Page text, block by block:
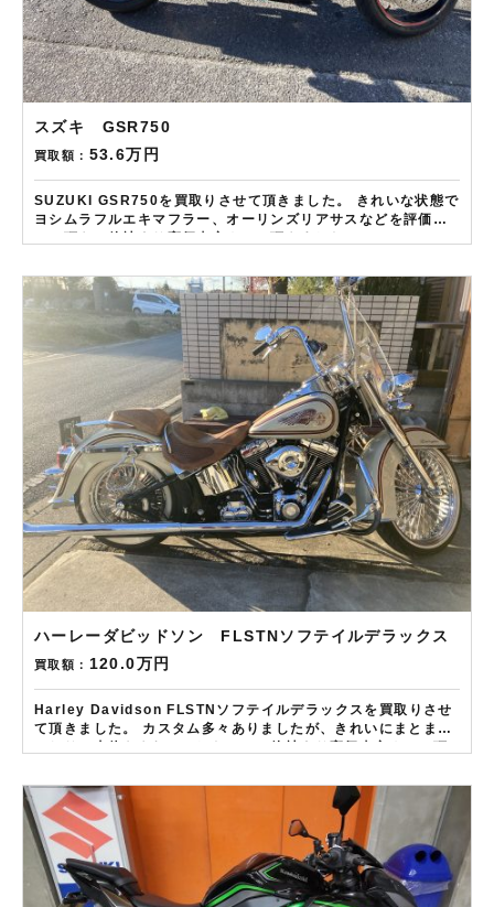
スズキ GSR750
買取額： 53.6万円
SUZUKI GSR750を買取りさせて頂きました。 きれいな状態で
ヨシムラフルエキマフラー、オーリンズリアサスなどを評価さ
お客様にAmazonギフトカード１万分を進呈しております！ さ
らに特典として↓↓↓ 現在バイク査定ドットコムではキャンペー
ンとして次回Amazonギフトカード1万円分が必ずもらえるスペ
シャルカードを贈呈中です。2台目から半永続的に使えますし何
とご紹介頂いても適用となります。無事成約しましたら
Amazonギフト券を贈呈致します！！！ ※但し50㏄以下の原付
は除く。皆様のご用命お待ちしております！！！
ハーレーダビッドソン FLSTNソフテイルデラックス
買取額： 120.0万円
Harley Davidson FLSTNソフテイルデラックスを買取りさせ
て頂きました。 カスタム多々ありましたが、きれいにまとまっ
からご依頼のお客様にAmazonギフトカード１万分を進呈して
おります！ さらに特典として↓↓↓ 現在バイク査定ドットコムで
はキャンペーンとして次回Amazonギフトカード1万円分が必ず
もらえるスペシャルカードを贈呈中です。2台目から半永続的に
使えますし何とご紹介頂いても適用となります。無事成約しま
したらAmazonギフト券を贈呈致します！！！ ※但し50㏄以下
の原付は除く。皆様のご用命お待ちしております！！！